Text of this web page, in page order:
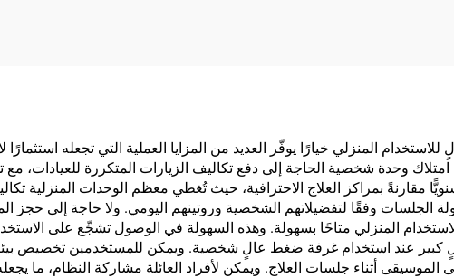
امتلاك وحدة شخصية الحاجة إلى دفع تكاليف الزيارات المتكررة
مقارنةً بمراكز العلاج الاحترافية، حيث تُغطي معظم الوحدات المنزلية
الجلسات وفقًا لتفضيلاتهم الشخصية وروتينهم اليومي. ولا حاجة إلى حجز
المنزلي متاحًا بسهولة. وهذه السهولة في الوصول تشجِّع على الاستخدام
عند استخدام غرفة ضغط عالٍ شخصية. ويمكن للمستخدمين تخصيص
إلى الموسيقى أثناء جلسات العلاج. ويمكن لأفراد العائلة مشاركة النظام،